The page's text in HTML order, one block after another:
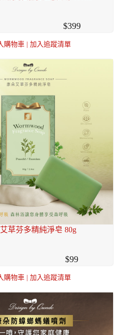
399
購物車 加入追蹤清單
草芬多精純淨皂 80g
99
購物車 加入追蹤清單